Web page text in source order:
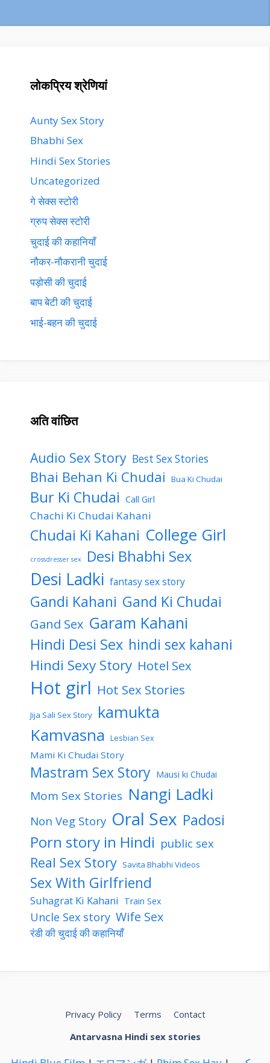
लोकप्रिय श्रेणियां
Aunty Sex Story
Bhabhi Sex
Hindi Sex Stories
Uncategorized
गे सेक्स स्टोरी
ग्रुप सेक्स स्टोरी
चुदाई की कहानियाँ
नौकर-नौकरानी चुदाई
पड़ोसी की चुदाई
बाप बेटी की चुदाई
भाई-बहन की चुदाई
अति वांछित
Audio Sex Story Best Sex Stories
Bhai Behan Ki Chudai Bua Ki Chudai
Bur Ki Chudai Call Girl
Chachi Ki Chudai Kahani
Chudai Ki Kahani College Girl
crossdresser sex Desi Bhabhi Sex
Desi Ladki fantasy sex story
Gandi Kahani Gand Ki Chudai
Gand Sex Garam Kahani
Hindi Desi Sex hindi sex kahani
Hindi Sexy Story Hotel Sex
Hot girl Hot Sex Stories
Jija Sali Sex Story kamukta
Kamvasna Lesbian Sex
Mami Ki Chudai Story
Mastram Sex Story Mausi ki Chudai
Mom Sex Stories Nangi Ladki
Non Veg Story Oral Sex Padosi
Porn story in Hindi public sex
Real Sex Story Savita Bhabhi Videos
Sex With Girlfriend
Suhagrat Ki Kahani Train Sex
Uncle Sex story Wife Sex
रंडी की चुदाई की कहानियाँ
Privacy Policy Terms
Contact
Antarvasna Hindi sex stories